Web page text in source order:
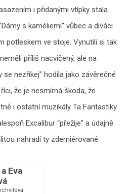
i přidanými vtípky stala
s kaméliemi” vůbec a diváci
potleskem ve stoje. Vynutili si tak
příliš nacvičený, ale na
nezříkej” hodila jako závěrečné
že je nesmírná škoda, že
i ostatní muzikály Ta Fantastiky
Excalibur “přežije” a údajně
nahradí ty zderniérované.